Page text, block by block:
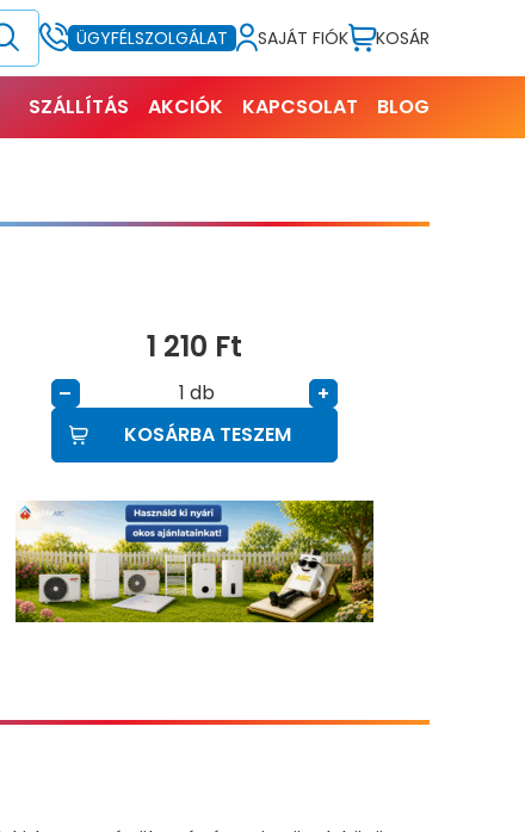
ÜGYFÉLSZOLGÁLAT SAJÁT FIÓK KOSÁR
SZÁLLÍTÁS AKCIÓK KAPCSOLAT
BLOG
1 210 Ft
– db
+
KOSÁRBA TESZEM